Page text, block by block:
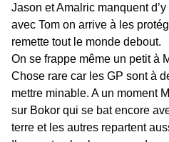
Jason et Amalric manquent
avec Tom on arrive à les
remette tout le monde debout.
On se frappe même un petit à
Chose rare car les GP sont à
mettre minable. A un moment
sur Bokor qui se bat encore
terre et les autres repartent